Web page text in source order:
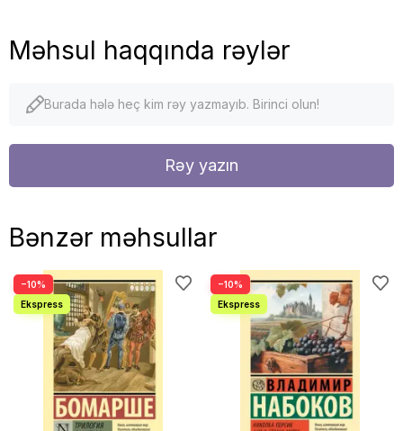
Məhsul haqqında rəylər
Burada hələ heç kim rəy yazmayıb. Birinci olun!
Rəy yazın
Bənzər məhsullar
−10% −10%